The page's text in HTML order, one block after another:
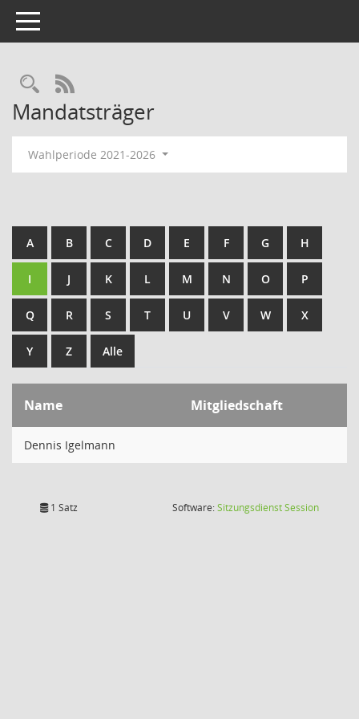
Toggle navigation
Rechercheauswahl
RSS-Feed
Mandatsträger
Wahlperiode 2021-2026
A B C D E F G H
I J K L M N O P
Q R S T U V W X
Y Z Alle
Name Mitgliedschaft
Dennis Igelmann
1 Satz Software:SitzungsdienstSession(Wird in